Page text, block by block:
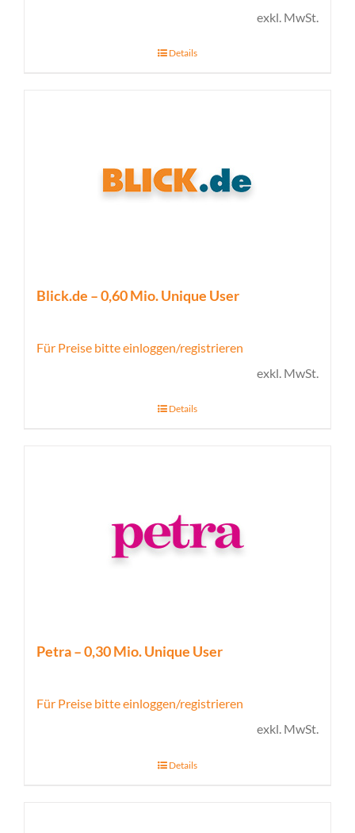
exkl. MwSt.
Details
Blick.de – 0,60 Mio. Unique User
Für Preise bitte einloggen/registrieren
exkl. MwSt.
Details
Petra – 0,30 Mio. Unique User
Für Preise bitte einloggen/registrieren
exkl. MwSt.
Details